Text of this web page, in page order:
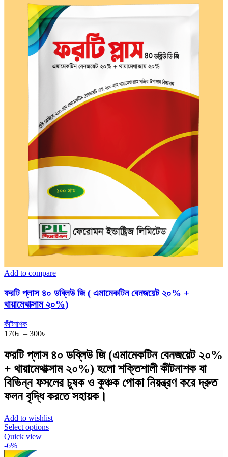
Add to compare
ফরটি প্লাস ৪০ ডব্লিউ জি ( এমামেকটিন বেনজয়েট ২০% +
থায়ামেথাক্সাম ২০%)
কীটনাশক
170৳ – 300৳
170৳
through
300৳
ফরটি প্লাস ৪০ ডব্লিউ জি (এমামেকটিন বেনজয়েট ২০%
+ থায়ামেথাক্সাম ২০%) হলো শক্তিশালী কীটনাশক যা
বিভিন্ন ফসলের চুষক ও কুঞ্চক পোকা নিয়ন্ত্রণ করে দ্রুত
ফলন বৃদ্ধি করতে সহায়ক।
Add to wishlist
Select optionsThis
Quick view
-6%